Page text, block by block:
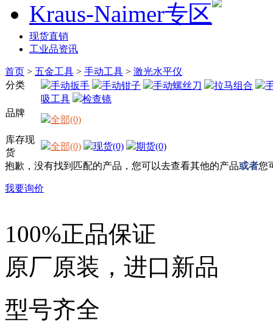
Kraus-Naimer专区
现货直销
工业品资讯
首页 > 五金工具 > 手动工具 > 激光水平仪
分类
手动扳手 手动钳子 手动螺丝刀 拉马组合
吸工具
检查镜
品牌
全部(0)
库存现
货
全部(0) 现货(0)
期货(0)
抱歉，没有找到匹配的产品，您可以去查看其他的产品或者您
我要询价
100%正品保证
原厂原装，进口新品
型号齐全